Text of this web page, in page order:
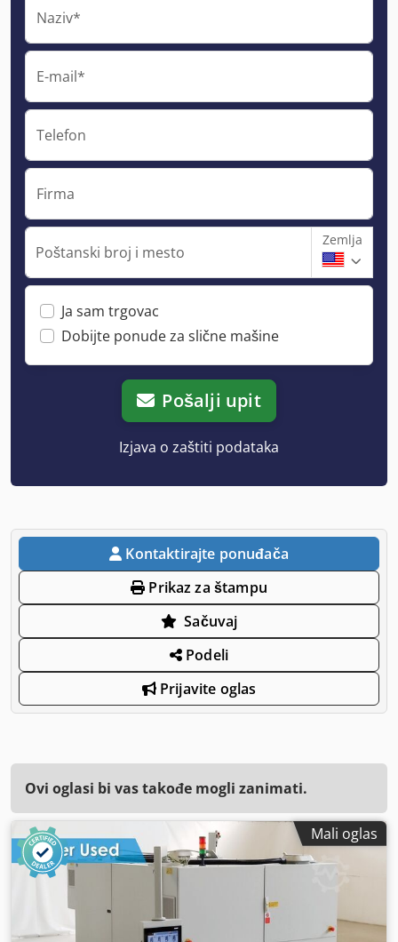
Naziv*
E-mail*
Telefon
Firma
Poštanski broj i mesto
Zemlja
Ja sam trgovac
Dobijte ponude za slične mašine
Pošalji upit
Izjava o zaštiti podataka
Kontaktirajte ponuđača
Prikaz za štampu
Sačuvaj
Podeli
Prijavite oglas
Ovi oglasi bi vas takođe mogli zanimati.
Mali oglas